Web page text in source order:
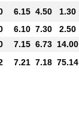
6.15 4.50
1.30
6.10 7.30
2.50
7.15 6.73 14.00
7.21 7.18 75.14